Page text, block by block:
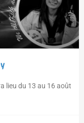
lieu du 13 au 16 août